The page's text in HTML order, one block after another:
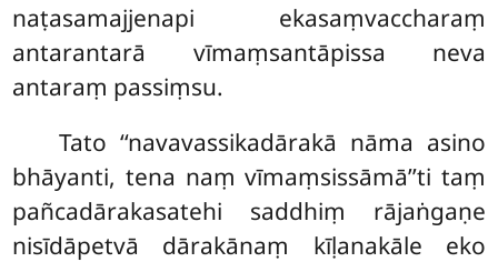
naṭasamajjenapi ekasaṃvaccharaṃ
antarantarā vīmaṃsantāpissa neva
antaraṃ passiṃsu.
Tato ‘‘navavassikadārakā nāma asino
bhāyanti, tena naṃ vīmaṃsissāmā’’ti taṃ
pañcadārakasatehi saddhiṃ rājaṅgaṇe
nisīdāpetvā dārakānaṃ kīḷanakāle eko